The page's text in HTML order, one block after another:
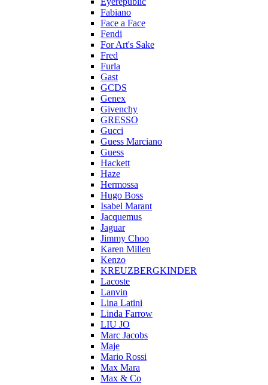
Fabiano
Face a Face
Fendi
For Art's Sake
Fred
Furla
Gast
GCDS
Genex
Givenchy
GRESSO
Gucci
Guess Marciano
Guess
Hackett
Haze
Hermossa
Hugo Boss
Isabel Marant
Jacquemus
Jaguar
Jimmy Choo
Karen Millen
Kenzo
KREUZBERGKINDER
Lacoste
Lanvin
Lina Latini
Linda Farrow
LIU JO
Marc Jacobs
Maje
Mario Rossi
Max Mara
Max & Co